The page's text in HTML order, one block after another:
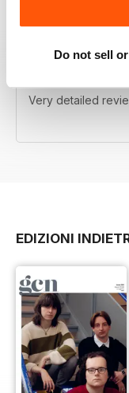
Do not sell
Very detailed
EDIZIONI